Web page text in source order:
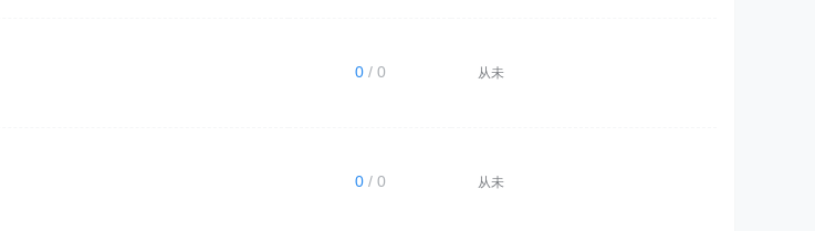
0/ 0 从未
0/ 0 从未